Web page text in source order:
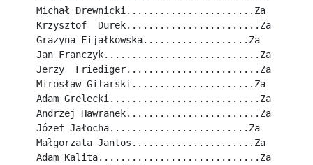
Michał Drewnicki.......................Za
Krzysztof  Durek........................Za
Grażyna Fijałkowska...................Za
Jan Franczyk............................Za
Jerzy  Friediger........................Za
Mirosław Gilarski......................Za
Adam Grelecki...........................Za
Andrzej Hawranek........................Za
Józef Jałocha.........................Za
Małgorzata Jantos......................Za
Adam Kalita.............................Za